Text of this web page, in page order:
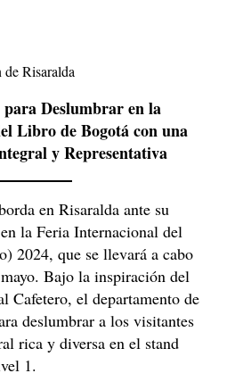
Risaralda
Deslumbrar en la
Libro de Bogotá con una
y Representativa
en Risaralda ante su
la Feria Internacional del
2024, que se llevará a cabo
Bajo la inspiración del
Cafetero, el departamento de
deslumbrar a los visitantes
rica y diversa en el stand
1.